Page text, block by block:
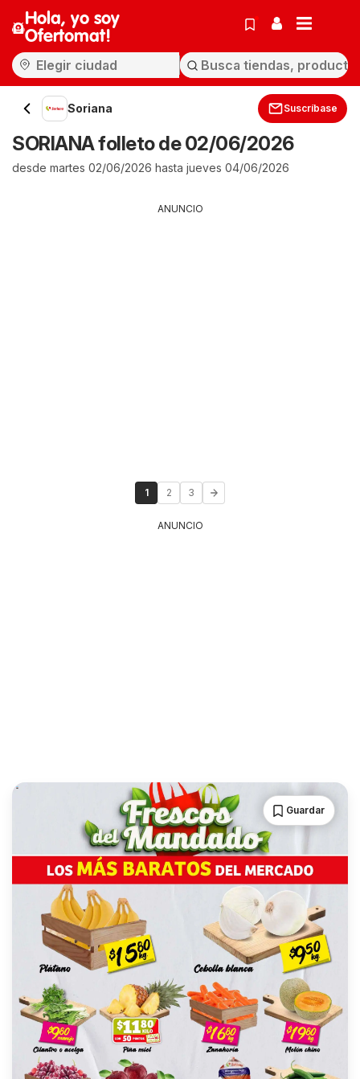
Hola, yo soy
Ofertomat!
Soriana Suscríbase
SORIANA folleto de 02/06/2026
desde martes 02/06/2026 hasta jueves 04/06/2026
ANUNCIO
1 2 3
ANUNCIO
Guardar